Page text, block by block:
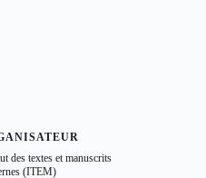
des textes et manuscrits
(ITEM)